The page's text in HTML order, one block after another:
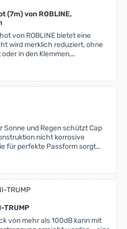
(7m) von ROBLINE,
von ROBLINE bietet eine
in den Klemmen,
und
Handling
eine
Die verjüngten
haben die gleichen
wie geringe Dehnung, hohe
wie das gesamte
wird bereits bei der
Produkt: Durch den
in den Blöcken und keine
sie häufig bei nachträglichen
und Regen schützt Cap
korrosive
für perfekte Passform sorgt
TRUMP
von mehr als 100dB kann mit